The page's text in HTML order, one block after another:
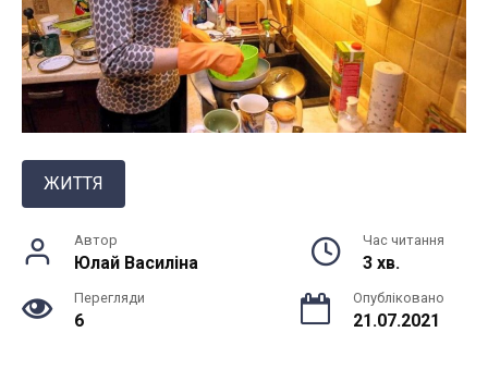
ЖИТТЯ
Автор
Юлай Василiна
Час читання
3 хв.
Перегляди
6
Опубліковано
21.07.2021